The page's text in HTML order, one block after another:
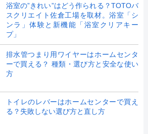
浴室の”きれい”はどう作られる？TOTOバ
スクリエイト佐倉工場を取材。浴室「シ
ンラ」体験と新機能「浴室クリアキー
プ」
排水管つまり用ワイヤーはホームセンタ
ーで買える？ 種類・選び方と安全な使い
方
トイレのレバーはホームセンターで買え
る？失敗しない選び方と直し方